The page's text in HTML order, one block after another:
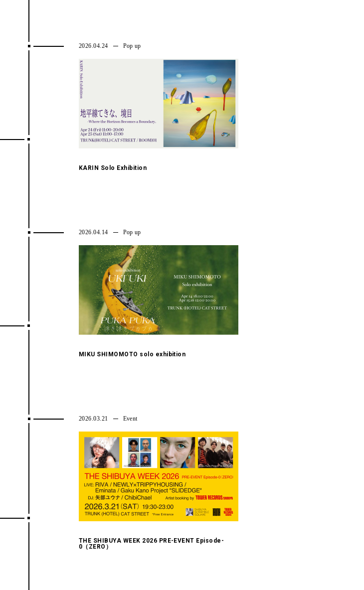
2026.04.24 Pop up
KARIN Solo Exhibition
2026.04.14 Pop up
MIKU SHIMOMOTO solo exhibition
2026.03.21 Event
THE SHIBUYA WEEK 2026 PRE-EVENT Episode-
0（ZERO）